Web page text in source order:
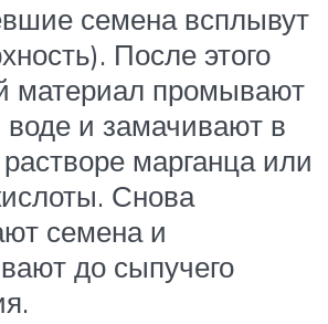
семена всплывут
После этого
материал промывают
воде и замачивают в
марганца или
Снова
семена и
до сыпучего